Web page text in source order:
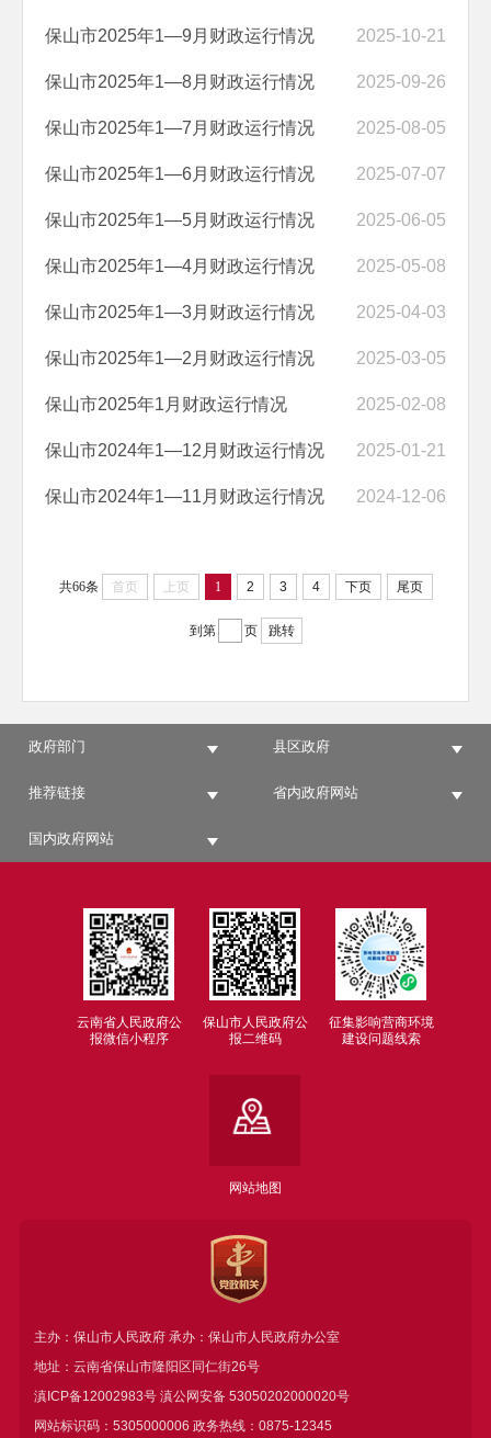
保山市2025年1—9月财政运行情况 2025-10-21
保山市2025年1—8月财政运行情况 2025-09-26
保山市2025年1—7月财政运行情况 2025-08-05
保山市2025年1—6月财政运行情况 2025-07-07
保山市2025年1—5月财政运行情况 2025-06-05
保山市2025年1—4月财政运行情况 2025-05-08
保山市2025年1—3月财政运行情况 2025-04-03
保山市2025年1—2月财政运行情况 2025-03-05
保山市2025年1月财政运行情况 2025-02-08
保山市2024年1—12月财政运行情况 2025-01-21
保山市2024年1—11月财政运行情况 2024-12-06
共66条 首页 上页 1 2 3 4 下页 尾页
到第 页 跳转
政府部门 县区政府
推荐链接 省内政府网站
国内政府网站
云南省人民政府公
报微信小程序
保山市人民政府公
报二维码
征集影响营商环境
建设问题线索
网站地图
主办：保山市人民政府 承办：保山市人民政府办公室
地址：云南省保山市隆阳区同仁街26号
滇ICP备12002983号滇公网安备 53050202000020号
网站标识码：5305000006 政务热线：0875-12345